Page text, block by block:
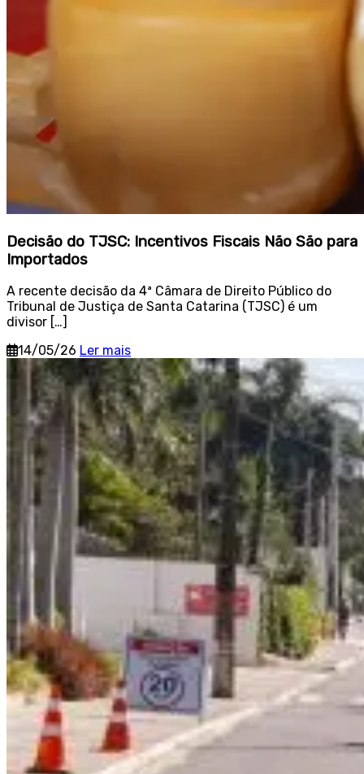
Decisão do TJSC: Incentivos Fiscais Não São para
Importados
A recente decisão da 4ª Câmara de Direito Público do
Tribunal de Justiça de Santa Catarina (TJSC) é um
divisor […]
14/05/26 Ler mais